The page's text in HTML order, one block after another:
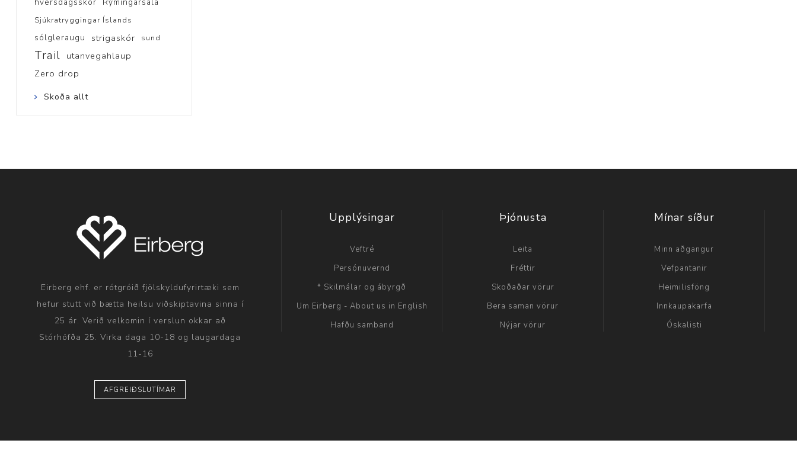
Sjúkratryggingar Íslands
sólgleraugu strigaskór sund
Trail utanvegahlaup
Zero drop
Skoða allt
Eirberg ehf. er rótgróið fjölskyldufyrirtæki sem
hefur stutt við bætta heilsu viðskiptavina sinna í
25 ár. Verið velkomin í verslun okkar að
Stórhöfða 25. Virka daga 10-18 og laugardaga
11-16
AFGREIÐSLUTÍMAR
Upplýsingar
Veftré
Persónuvernd
* Skilmálar og ábyrgð
Um Eirberg - About us in English
Hafðu samband
Þjónusta
Leita
Fréttir
Skoðaðar vörur
Bera saman vörur
Nýjar vörur
Mínar síður
Minn aðgangur
Vefpantanir
Heimilisföng
Innkaupakarfa
Óskalisti